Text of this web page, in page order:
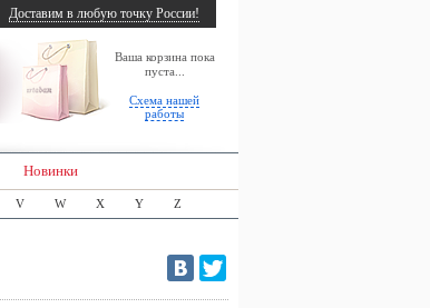
Ваша корзина пока
пуста...
Схема нашей
работы
Доставим в любую точку России!
Новинки
V W X Y Z